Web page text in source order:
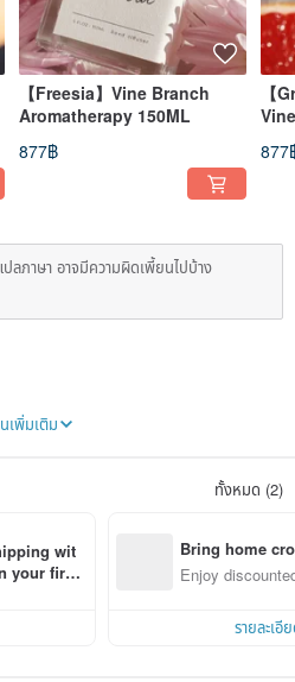
【Freesia】Vine Branch
Aromatherapy 150ML
877฿
【
877
ลภาษา อาจมีความผิดเพี้ยนไปบ้าง
with a high-pressure attitude, and
around us.
will bring you a feeling of
เพิ่มเติม
ทั้งหมด (2)
wit
your first
Bring home
n with ease
Enjoy
รายละเอี